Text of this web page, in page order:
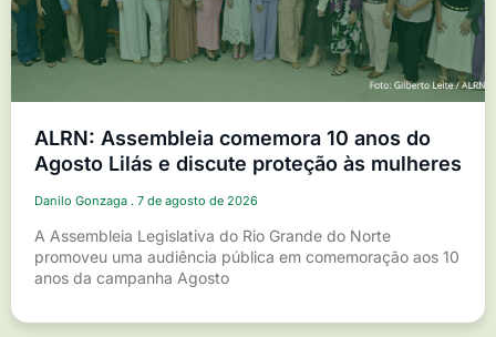
ALRN: Assembleia comemora 10 anos do
Agosto Lilás e discute proteção às mulheres
Danilo Gonzaga 7 de agosto de 2026
A Assembleia Legislativa do Rio Grande do Norte
promoveu uma audiência pública em comemoração aos 10
anos da campanha Agosto